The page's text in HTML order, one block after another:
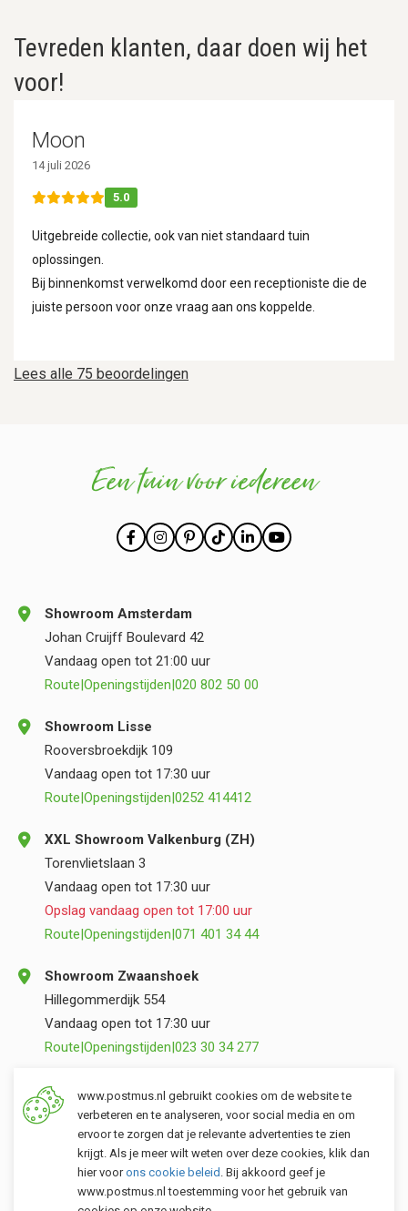
Tevreden klanten, daar doen wij het
voor!
Lees alle 75 beoordelingen
Moon
14 juli 2026
5.0
Uitgebreide collectie, ook van niet standaard tuin
oplossingen.
Bij binnenkomst verwelkomd door een receptioniste die de
juiste persoon voor onze vraag aan ons koppelde.
Een tuin voor iedereen
Showroom Amsterdam
Johan Cruijff Boulevard 42
Vandaag open tot 21:00 uur
Route|Openingstijden|020 802 50 00
Showroom Lisse
Rooversbroekdijk 109
Vandaag open tot 17:30 uur
Route|Openingstijden|0252 414412
XXL Showroom Valkenburg (ZH)
Torenvlietslaan 3
Vandaag open tot 17:30 uur
Opslag vandaag open tot 17:00 uur
Route|Openingstijden|071 401 34 44
Showroom Zwaanshoek
Hillegommerdijk 554
Vandaag open tot 17:30 uur
Route|Openingstijden|023 30 34 277
Opslag Valkenburg (ZH)
Torenvlietslaan 3
Vandaag open tot 17:00 uur
Route|Openingstijden |071 401 34 44
www.postmus.nl gebruikt cookies om de website te
verbeteren en te analyseren, voor social media en om
ervoor te zorgen dat je relevante advertenties te zien
krijgt. Als je meer wilt weten over deze cookies, klik dan
hier voorons cookie beleid . Bij akkoord geef je
www.postmus.nl toestemming voor het gebruik van